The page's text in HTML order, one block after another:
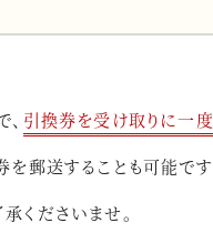
引換券を受け取りに一
郵送することも可能です
くださいませ。